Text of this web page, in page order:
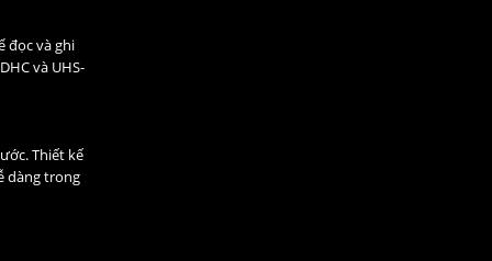
đọc và ghi
và UHS-
Thiết kế
dàng trong